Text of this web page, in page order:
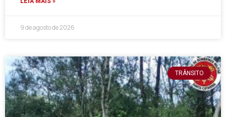
9 de agosto de 2026
TRÂNSITO